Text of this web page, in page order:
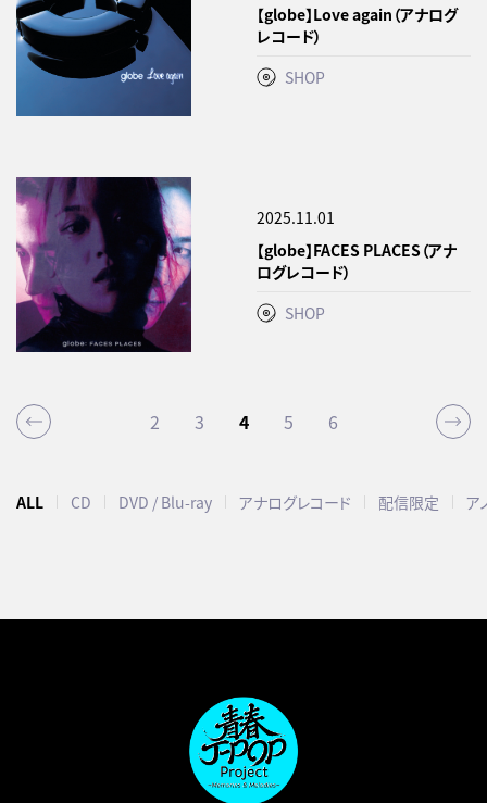
【globe】Love again（アナログ
レコード）
SHOP
2025.11.01
【globe】FACES PLACES（アナ
ログレコード）
SHOP
2 3 4 5 6
ALL CD DVD / Blu-ray アナログレコード 配信限定 ア